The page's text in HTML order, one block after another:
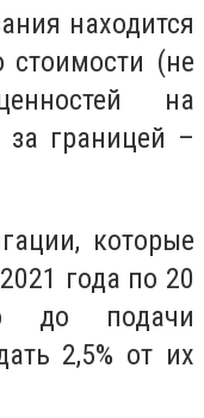
находится
стоимости (не
на
за границей –
которые
года по 20
до подачи
2,5% от их